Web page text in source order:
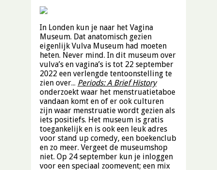
In Londen kun je naar het Vagina
Museum. Dat anatomisch gezien
eigenlijk Vulva Museum had moeten
heten. Never mind. In dit museum over
vulva’s en vagina’s is tot 22 september
2022 een verlengde tentoonstelling te
zien over… Periods: A Brief History
onderzoekt waar het menstruatietaboe
vandaan komt en of er ook culturen
zijn waar menstruatie wordt gezien als
iets positiefs. Het museum is gratis
toegankelijk en is ook een leuk adres
voor stand up comedy, een boekenclub
en zo meer. Vergeet de museumshop
niet. Op 24 september kun je inloggen
voor een speciaal zoomevent; een mix